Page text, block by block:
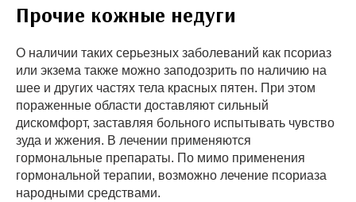
Прочие кожные недуги
О наличии таких серьезных заболеваний как псориаз
или экзема также можно заподозрить по наличию на
шее и других частях тела красных пятен. При этом
пораженные области доставляют сильный
дискомфорт, заставляя больного испытывать чувство
зуда и жжения. В лечении применяются
гормональные препараты. По мимо применения
гормональной терапии, возможно лечение псориаза
народными средствами.